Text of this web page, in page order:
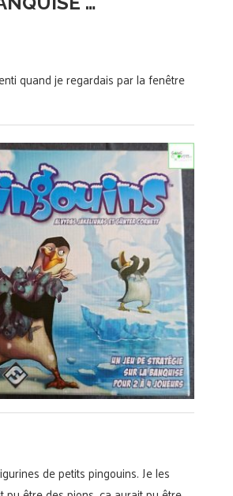
quand je regardais par la fenêtre
de petits pingouins. Je les